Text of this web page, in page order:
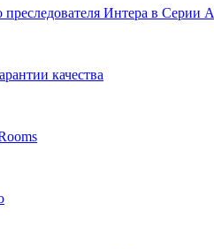
Интера в Серии А
качества